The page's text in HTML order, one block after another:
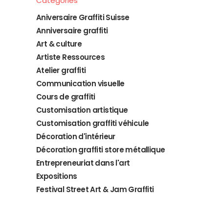
Aniversaire Graffiti Suisse
Anniversaire graffiti
Art & culture
Artiste Ressources
Atelier graffiti
Communication visuelle
Cours de graffiti
Customisation artistique
Customisation graffiti véhicule
Décoration d'intérieur
Décoration graffiti store métallique
Entrepreneuriat dans l'art
Expositions
Festival Street Art & Jam Graffiti